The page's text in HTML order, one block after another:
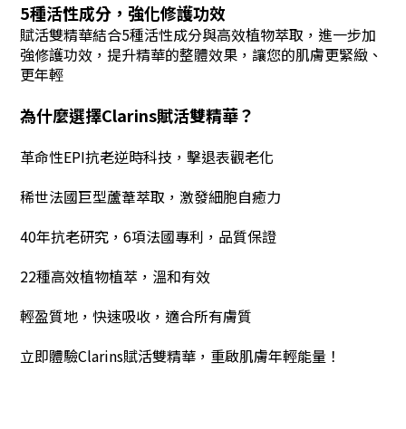
5種活性成分，強化修護功效
賦活雙精華結合5種活性成分與高效植物萃取，進一步加
強修護功效，提升精華的整體效果，讓您的肌膚更緊緻、
更年輕
為什麼選擇Clarins賦活雙精華？
革命性EPI抗老逆時科技，擊退表觀老化
稀世法國巨型蘆葦萃取，激發細胞自癒力
40年抗老研究，6項法國專利，品質保證
22種高效植物植萃，溫和有效
輕盈質地，快速吸收，適合所有膚質
立即體驗Clarins賦活雙精華，重啟肌膚年輕能量！